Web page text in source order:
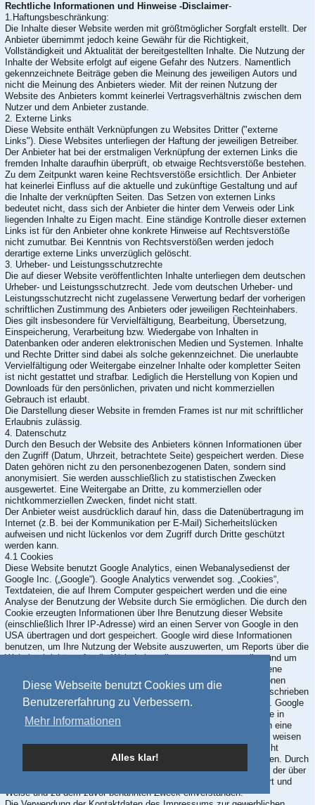
Diese Webseite benutzt Cookies um die
Benutzererfahrung zu Verbessern.
Mehr Informationen
Alles klar!
Rechtliche Informationen und Hinweise -Disclaimer-
1.Haftungsbeschränkung:
Die Inhalte dieser Website werden mit größtmöglicher Sorgfalt erstellt. Der
Anbieter übernimmt jedoch keine Gewähr für die Richtigkeit,
Vollständigkeit und Aktualität der bereitgestellten Inhalte. Die Nutzung der
Inhalte der Website erfolgt auf eigene Gefahr des Nutzers. Namentlich
gekennzeichnete Beiträge geben die Meinung des jeweiligen Autors und
nicht die Meinung des Anbieters wieder. Mit der reinen Nutzung der
Website des Anbieters kommt keinerlei Vertragsverhältnis zwischen dem
Nutzer und dem Anbieter zustande.
2. Externe Links
Diese Website enthält Verknüpfungen zu Websites Dritter ("externe
Links"). Diese Websites unterliegen der Haftung der jeweiligen Betreiber.
Der Anbieter hat bei der erstmaligen Verknüpfung der externen Links die
fremden Inhalte daraufhin überprüft, ob etwaige Rechtsverstöße bestehen.
Zu dem Zeitpunkt waren keine Rechtsverstöße ersichtlich. Der Anbieter
hat keinerlei Einfluss auf die aktuelle und zukünftige Gestaltung und auf
die Inhalte der verknüpften Seiten. Das Setzen von externen Links
bedeutet nicht, dass sich der Anbieter die hinter dem Verweis oder Link
liegenden Inhalte zu Eigen macht. Eine ständige Kontrolle dieser externen
Links ist für den Anbieter ohne konkrete Hinweise auf Rechtsverstöße
nicht zumutbar. Bei Kenntnis von Rechtsverstößen werden jedoch
derartige externe Links unverzüglich gelöscht.
3. Urheber- und Leistungsschutzrechte
Die auf dieser Website veröffentlichten Inhalte unterliegen dem deutschen
Urheber- und Leistungsschutzrecht. Jede vom deutschen Urheber- und
Leistungsschutzrecht nicht zugelassene Verwertung bedarf der vorherigen
schriftlichen Zustimmung des Anbieters oder jeweiligen Rechteinhabers.
Dies gilt insbesondere für Vervielfältigung, Bearbeitung, Übersetzung,
Einspeicherung, Verarbeitung bzw. Wiedergabe von Inhalten in
Datenbanken oder anderen elektronischen Medien und Systemen. Inhalte
und Rechte Dritter sind dabei als solche gekennzeichnet. Die unerlaubte
Vervielfältigung oder Weitergabe einzelner Inhalte oder kompletter Seiten
ist nicht gestattet und strafbar. Lediglich die Herstellung von Kopien und
Downloads für den persönlichen, privaten und nicht kommerziellen
Gebrauch ist erlaubt.
Die Darstellung dieser Website in fremden Frames ist nur mit schriftlicher
Erlaubnis zulässig.
4. Datenschutz
Durch den Besuch der Website des Anbieters können Informationen über
den Zugriff (Datum, Uhrzeit, betrachtete Seite) gespeichert werden. Diese
Daten gehören nicht zu den personenbezogenen Daten, sondern sind
anonymisiert. Sie werden ausschließlich zu statistischen Zwecken
ausgewertet. Eine Weitergabe an Dritte, zu kommerziellen oder
nichtkommerziellen Zwecken, findet nicht statt.
Der Anbieter weist ausdrücklich darauf hin, dass die Datenübertragung im
Internet (z.B. bei der Kommunikation per E-Mail) Sicherheitslücken
aufweisen und nicht lückenlos vor dem Zugriff durch Dritte geschützt
werden kann.
4.1 Cookies
Diese Website benutzt Google Analytics, einen Webanalysedienst der
Google Inc. („Google“). Google Analytics verwendet sog. „Cookies“,
Textdateien, die auf Ihrem Computer gespeichert werden und die eine
Analyse der Benutzung der Website durch Sie ermöglichen. Die durch den
Cookie erzeugten Informationen über Ihre Benutzung dieser Website
(einschließlich Ihrer IP-Adresse) wird an einen Server von Google in den
USA übertragen und dort gespeichert. Google wird diese Informationen
benutzen, um Ihre Nutzung der Website auszuwerten, um Reports über die
Websiteaktivitäten für die Websitebetreiber zusammenzustellen und um
weitere mit der Websitenutzung und der Internetnutzung verbundene
Dienstleistungen zu erbringen. Auch wird Google diese Informationen
gegebenenfalls an Dritte übertragen, sofern dies gesetzlich vorgeschrieben
oder soweit Dritte diese Daten im Auftrag von Google verarbeiten. Google
wird in keinem Fall Ihre IP-Adresse mit anderen Daten von Google in
Verbindung bringen. Sie können die Installation der Cookies durch eine
entsprechende Einstellung Ihrer Browser Software verhindern; wir weisen
Sie jedoch darauf hin, dass Sie in diesem Fall gegebenenfalls nicht
sämtliche Funktionen dieser Website vollumfänglich nutzen können. Durch
die Nutzung dieser Website erklären Sie sich mit der Bearbeitung der über
Sie erhobenen Daten durch Google in der zuvor beschriebenen Art und
Weise und zu dem zuvor benannten Zweck einverstanden.